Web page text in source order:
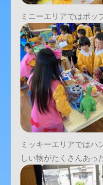
ミニーエリアではポッ
ミッキーエリアではハ
しい物がたくさんあっ